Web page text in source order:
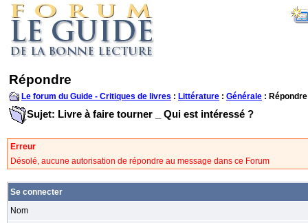
Répondre
Le forum du Guide - Critiques de livres : Littérature : Générale : Répondre
Sujet: Livre à faire tourner _ Qui est intéressé ?
Erreur
Désolé, aucune autorisation de répondre au message dans ce Forum
Se connecter
Nom